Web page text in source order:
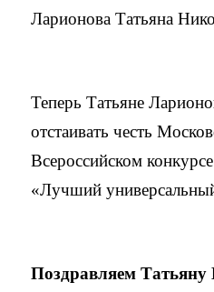
Ларионова Татьяна
Теперь Татьяне
отстаивать честь
Всероссийском
«Лучший
Поздравляем Татьяну